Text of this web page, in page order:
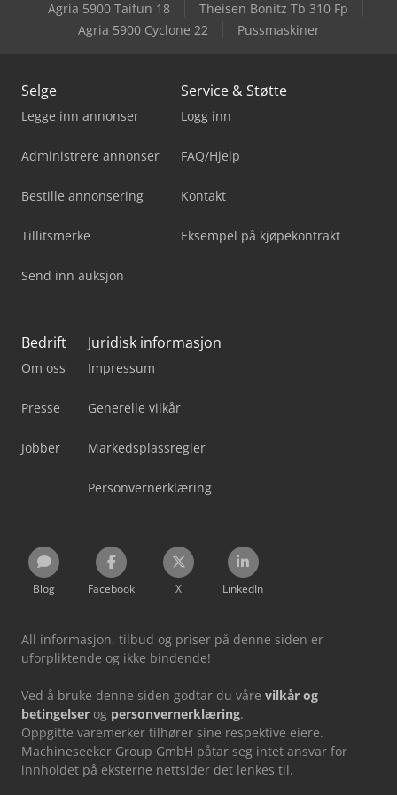
Agria 5900 Taifun 18
Theisen Bonitz Tb 310 Fp
Agria 5900 Cyclone 22
Pussmaskiner
Selge
Legge inn annonser
Administrere annonser
Bestille annonsering
Tillitsmerke
Send inn auksjon
Service & Støtte
Logg inn
FAQ/Hjelp
Kontakt
Eksempel på kjøpekontrakt
Bedrift
Om oss
Presse
Jobber
Juridisk informasjon
Impressum
Generelle vilkår
Markedsplassregler
Personvernerklæring
Blog Facebook X LinkedIn
All informasjon, tilbud og priser på denne siden er
uforpliktende og ikke bindende!
Ved å bruke denne siden godtar du våre vilkår og
betingelser og personvernerklæring.
Oppgitte varemerker tilhører sine respektive eiere.
Machineseeker Group GmbH påtar seg intet ansvar for
innholdet på eksterne nettsider det lenkes til.